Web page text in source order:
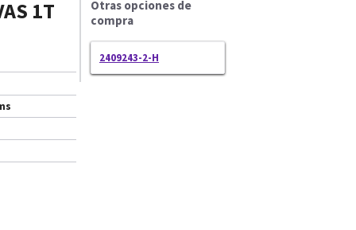
1T
Otras opciones de
compra
2409243-2-H